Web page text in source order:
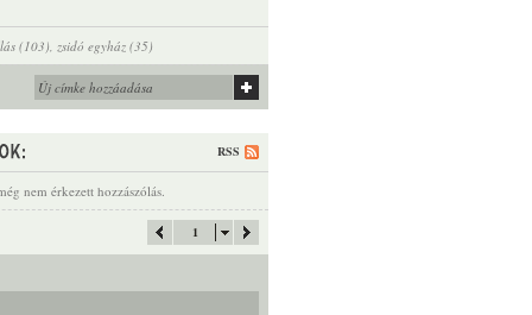
(103), zsidó egyház (35)
RSS
nem érkezett hozzászólás.
1